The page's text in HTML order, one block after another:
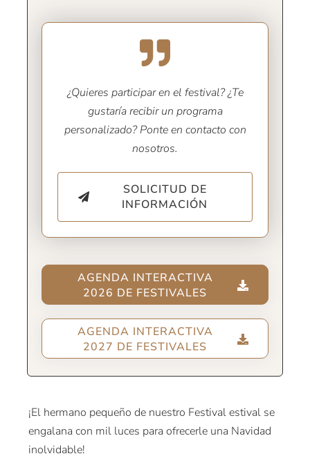
¡El hermano pequeño de nuestro Festival estival se
engalana con mil luces para ofrecerle una Navidad
inolvidable!
¿Quieres participar en el festival? ¿Te
gustaría recibir un programa
personalizado? Ponte en contacto con
nosotros.
SOLICITUD DE
INFORMACIÓN
AGENDA INTERACTIVA
2026 DE FESTIVALES
AGENDA INTERACTIVA
2027 DE FESTIVALES